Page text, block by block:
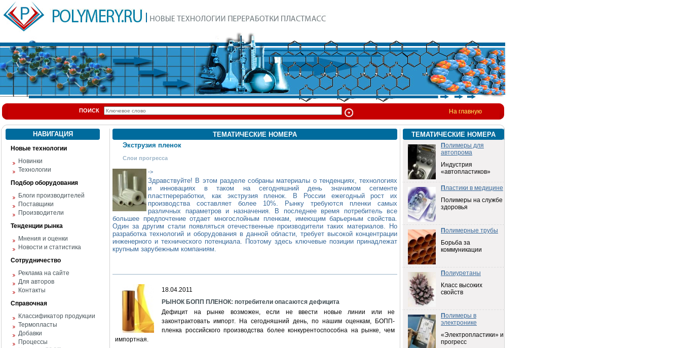
ПОИСК На главную
НАВИГАЦИЯ
Новые технологии
Новинки
Технологии
Подбор оборудования
Блоги производителей
Поставщики
Производители
Тенденции рынка
Мнения и оценки
Новости и статистика
Сотрудничество
Реклама на сайте
Для авторов
Контакты
Справочная
Классификатор продукции
Термопласты
Добавки
Процессы
ТЕМАТИЧЕСКИЕ НОМЕРА
Экструзия пленок
Слои прогресса
->
Здравствуйте! В этом разделе собраны материалы о тенденциях, технологиях
и инновациях в таком на сегодняшний день значимом сегменте
пластпереработки, как экструзия пленок. В России ежегодный рост их
производства составляет более 10%. Рынку требуются пленки самых
различных параметров и назначения. В последнее время потребитель все
большее предпочтение отдает многослойным пленкам, имеющим барьерным свойства.
Один за другим стали появляться отечественные производители таких материалов. Но
разработка технологий и оборудования в данной области, требует высокой концентрации
инженерного и технического потенциала. Поэтому здесь ключевые позиции принадлежат
крупным зарубежным компаниям.
18.04.2011
РЫНОК БОПП ПЛЕНОК: потребители опасаются дефицита
Дефицит на рынке возможен, если не ввести новые линии или не
законтрактовать импорт. На сегодняшний день, по нашим оценкам, БОПП-
пленка российского производства более конкурентоспособна на рынке, чем
импортная.
ТЕМАТИЧЕСКИЕ НОМЕРА
Полимеры для
автопрома
Индустрия
«автопластиков»
Пластики в медицине
Полимеры на службе
здоровья
Полимерные трубы
Борьба за
коммуникации
Полиуретаны
Класс высоких
свойств
Полимеры в
электронике
«Электропластики» и
прогресс